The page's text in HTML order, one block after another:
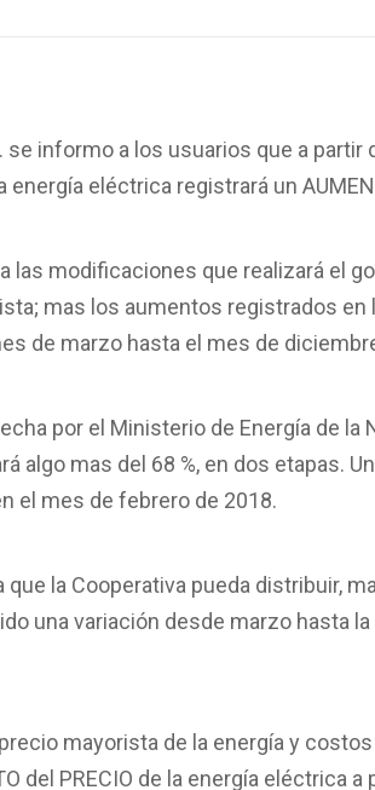
se informo a los usuarios que a partir
eléctrica registrará un
las modificaciones que realizará el
mas los aumentos registrados
de marzo hasta el mes de
por el Ministerio de Energía de la
algo mas del 68 %, en dos etapas.
el mes de febrero de 2018.
la Cooperativa pueda distribuir,
una variación desde marzo hasta la
mayorista de la energía y
del PRECIO de la energía eléctrica